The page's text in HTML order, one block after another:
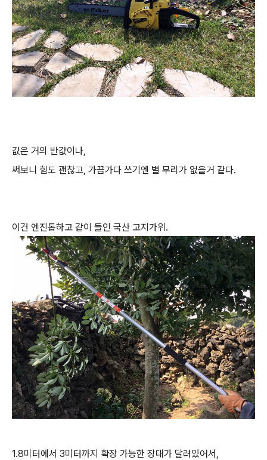
값은 거의 반값이나,
써보니 힘도 괜찮고, 가끔가다 쓰기엔 별 무리가 없을거 같다.
이건 엔진톱하고 같이 들인 국산 고지가위.
1.8미터에서 3미터까지 확장 가능한 장대가 달려있어서,